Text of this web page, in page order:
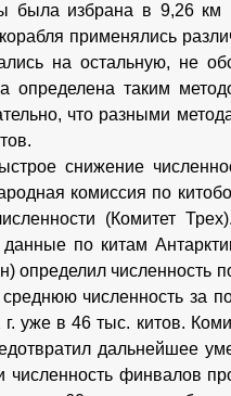
была избрана в 9,26
применялись
на остальную, не
определена таким
что разными
снижение
комиссия по
(Комитет
данные по китам
определил численность
численность за
г. уже в 46 тыс. китов.
дальнейшее
численность финвалов